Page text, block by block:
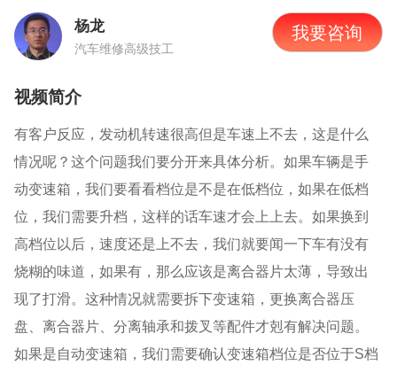
杨龙
汽车维修高级技工
我要咨询
视频简介
有客户反应，发动机转速很高但是车速上不去，这是什么
情况呢？这个问题我们要分开来具体分析。如果车辆是手
动变速箱，我们要看看档位是不是在低档位，如果在低档
位，我们需要升档，这样的话车速才会上上去。如果换到
高档位以后，速度还是上不去，我们就要闻一下车有没有
烧糊的味道，如果有，那么应该是离合器片太薄，导致出
现了打滑。这种情况就需要拆下变速箱，更换离合器压
盘、离合器片、分离轴承和拨叉等配件才剋有解决问题。
如果是自动变速箱，我们需要确认变速箱档位是否位于S档